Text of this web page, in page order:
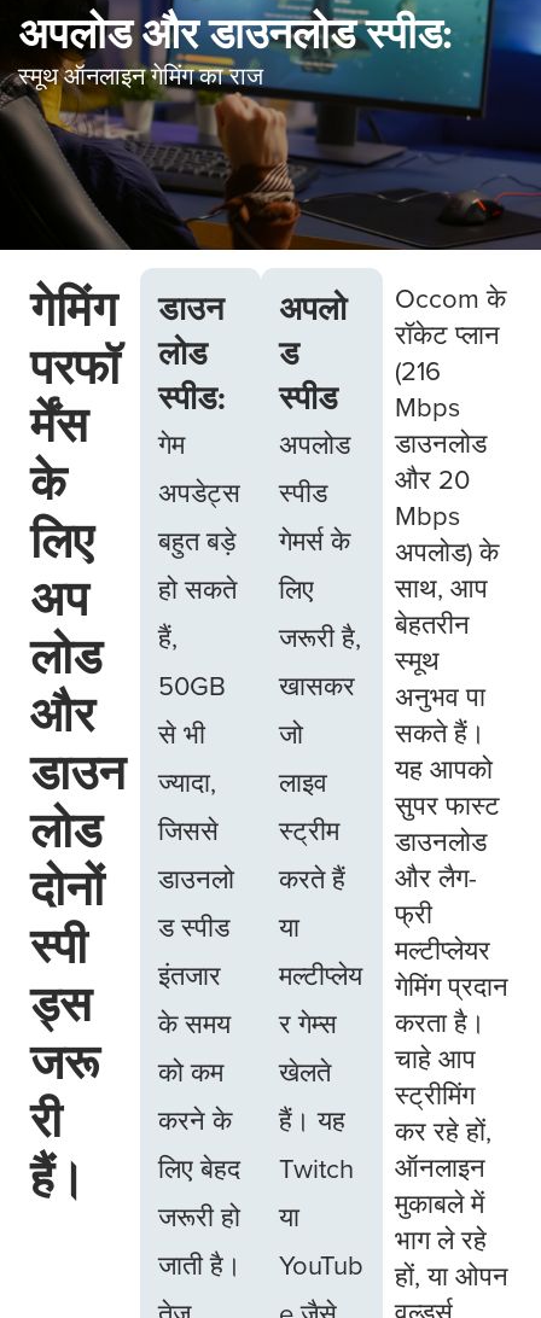
अपलोड और डाउनलोड स्पीड:
स्मूथ ऑनलाइन गेमिंग का राज
गेमिंग
परफॉ
र्मेंस
के
लिए
अप
लोड
और
डाउन
लोड
दोनों
स्पी
ड्स
जरू
री
हैं।
डाउन
लोड
स्पीड:
गेम
अपडेट्स
बहुत बड़े
हो सकते
हैं,
50GB
से भी
ज्यादा,
जिससे
डाउनलो
ड स्पीड
इंतजार
के समय
को कम
करने के
लिए बेहद
जरूरी हो
जाती है।
अपलो
ड
स्पीड
अपलोड
स्पीड
गेमर्स के
लिए
जरूरी है,
खासकर
जो
लाइव
स्ट्रीम
करते हैं
या
मल्टीप्लेय
र गेम्स
खेलते
हैं। यह
Twitch
या
YouTub
Occom के
रॉकेट प्लान
(216
Mbps
डाउनलोड
और 20
Mbps
अपलोड) के
साथ, आप
बेहतरीन
स्मूथ
अनुभव पा
सकते हैं।
यह आपको
सुपर फास्ट
डाउनलोड
और लैग-
फ्री
मल्टीप्लेयर
गेमिंग प्रदान
करता है।
चाहे आप
स्ट्रीमिंग
कर रहे हों,
ऑनलाइन
मुकाबले में
भाग ले रहे
हों, या ओपन